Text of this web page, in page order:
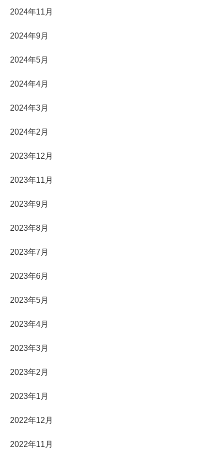
2024年11月
2024年9月
2024年5月
2024年4月
2024年3月
2024年2月
2023年12月
2023年11月
2023年9月
2023年8月
2023年7月
2023年6月
2023年5月
2023年4月
2023年3月
2023年2月
2023年1月
2022年12月
2022年11月